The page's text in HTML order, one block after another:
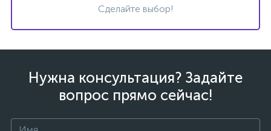
Сделайте выбор!
Нужна консультация? Задайте
вопрос прямо сейчас!